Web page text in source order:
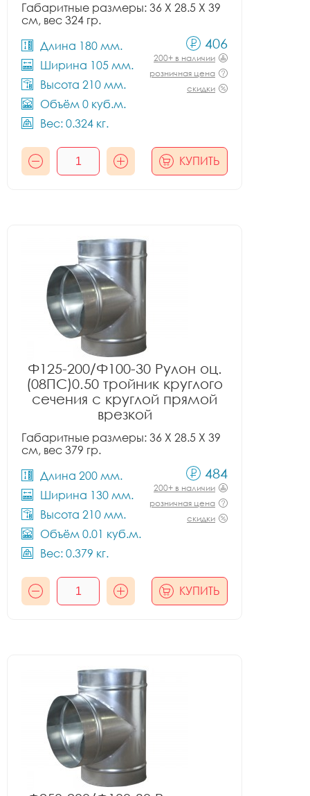
Габаритные размеры: 36 X 28.5 X 39
см, вес 324 гр.
Длина 180 мм.
Ширина 105 мм.
Высота 210 мм.
Объём 0 куб.м.
Вес: 0.324 кг.
406
200+ в наличии
розничная цена
скидки
КУПИТЬ
Ф125-200/Ф100-30 Рулон оц.
(08ПС)0.50 тройник круглого
сечения с круглой прямой
врезкой
Габаритные размеры: 36 X 28.5 X 39
см, вес 379 гр.
Длина 200 мм.
Ширина 130 мм.
Высота 210 мм.
Объём 0.01 куб.м.
Вес: 0.379 кг.
484
200+ в наличии
розничная цена
скидки
КУПИТЬ